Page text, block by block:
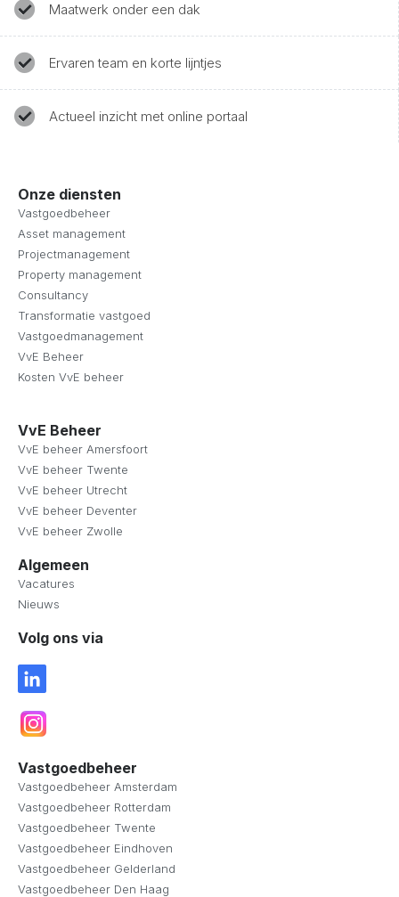
Maatwerk onder een dak
Ervaren team en korte lijntjes
Actueel inzicht met online portaal
Onze diensten
Vastgoedbeheer
Asset management
Projectmanagement
Property management
Consultancy
Transformatie vastgoed
Vastgoedmanagement
VvE Beheer
Kosten VvE beheer
VvE Beheer
VvE beheer Amersfoort
VvE beheer Twente
VvE beheer Utrecht
VvE beheer Deventer
VvE beheer Zwolle
Algemeen
Vacatures
Nieuws
Volg ons via
Vastgoedbeheer
Vastgoedbeheer Amsterdam
Vastgoedbeheer Rotterdam
Vastgoedbeheer Twente
Vastgoedbeheer Eindhoven
Vastgoedbeheer Gelderland
Vastgoedbeheer Den Haag